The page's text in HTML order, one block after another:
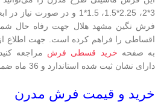
3*2، 2.25*1.5، 1.5*1 و در
فرش نگین مشهد هلال جهت رفاه حال شما
اقساطی را فراهم کرده است. جهت اطلاع
به صفحه خرید قسطی فرش مراجعه
دارای نشان ثبت شده استاندارد و 36 ماه ضمانت محصول است.
خرید و قیمت فرش مدرن